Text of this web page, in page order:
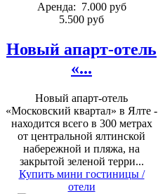
Аренда: 7.000 руб
5.500 руб
Новый апарт-отель
«...
Новый апарт-отель
«Московский квартал» в Ялте -
находится всего в 300 метрах
от центральной ялтинской
набережной и пляжа, на
закрытой зеленой терри...
Купить мини гостиницы /
отели